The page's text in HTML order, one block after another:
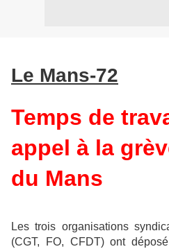
Le Mans-72
Temps de
appel à la
du Mans
Les trois organisations
(CGT, FO, CFDT) ont